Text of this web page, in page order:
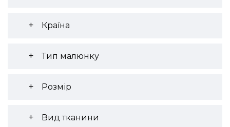
Країна
Тип малюнку
Розмір
Вид тканини